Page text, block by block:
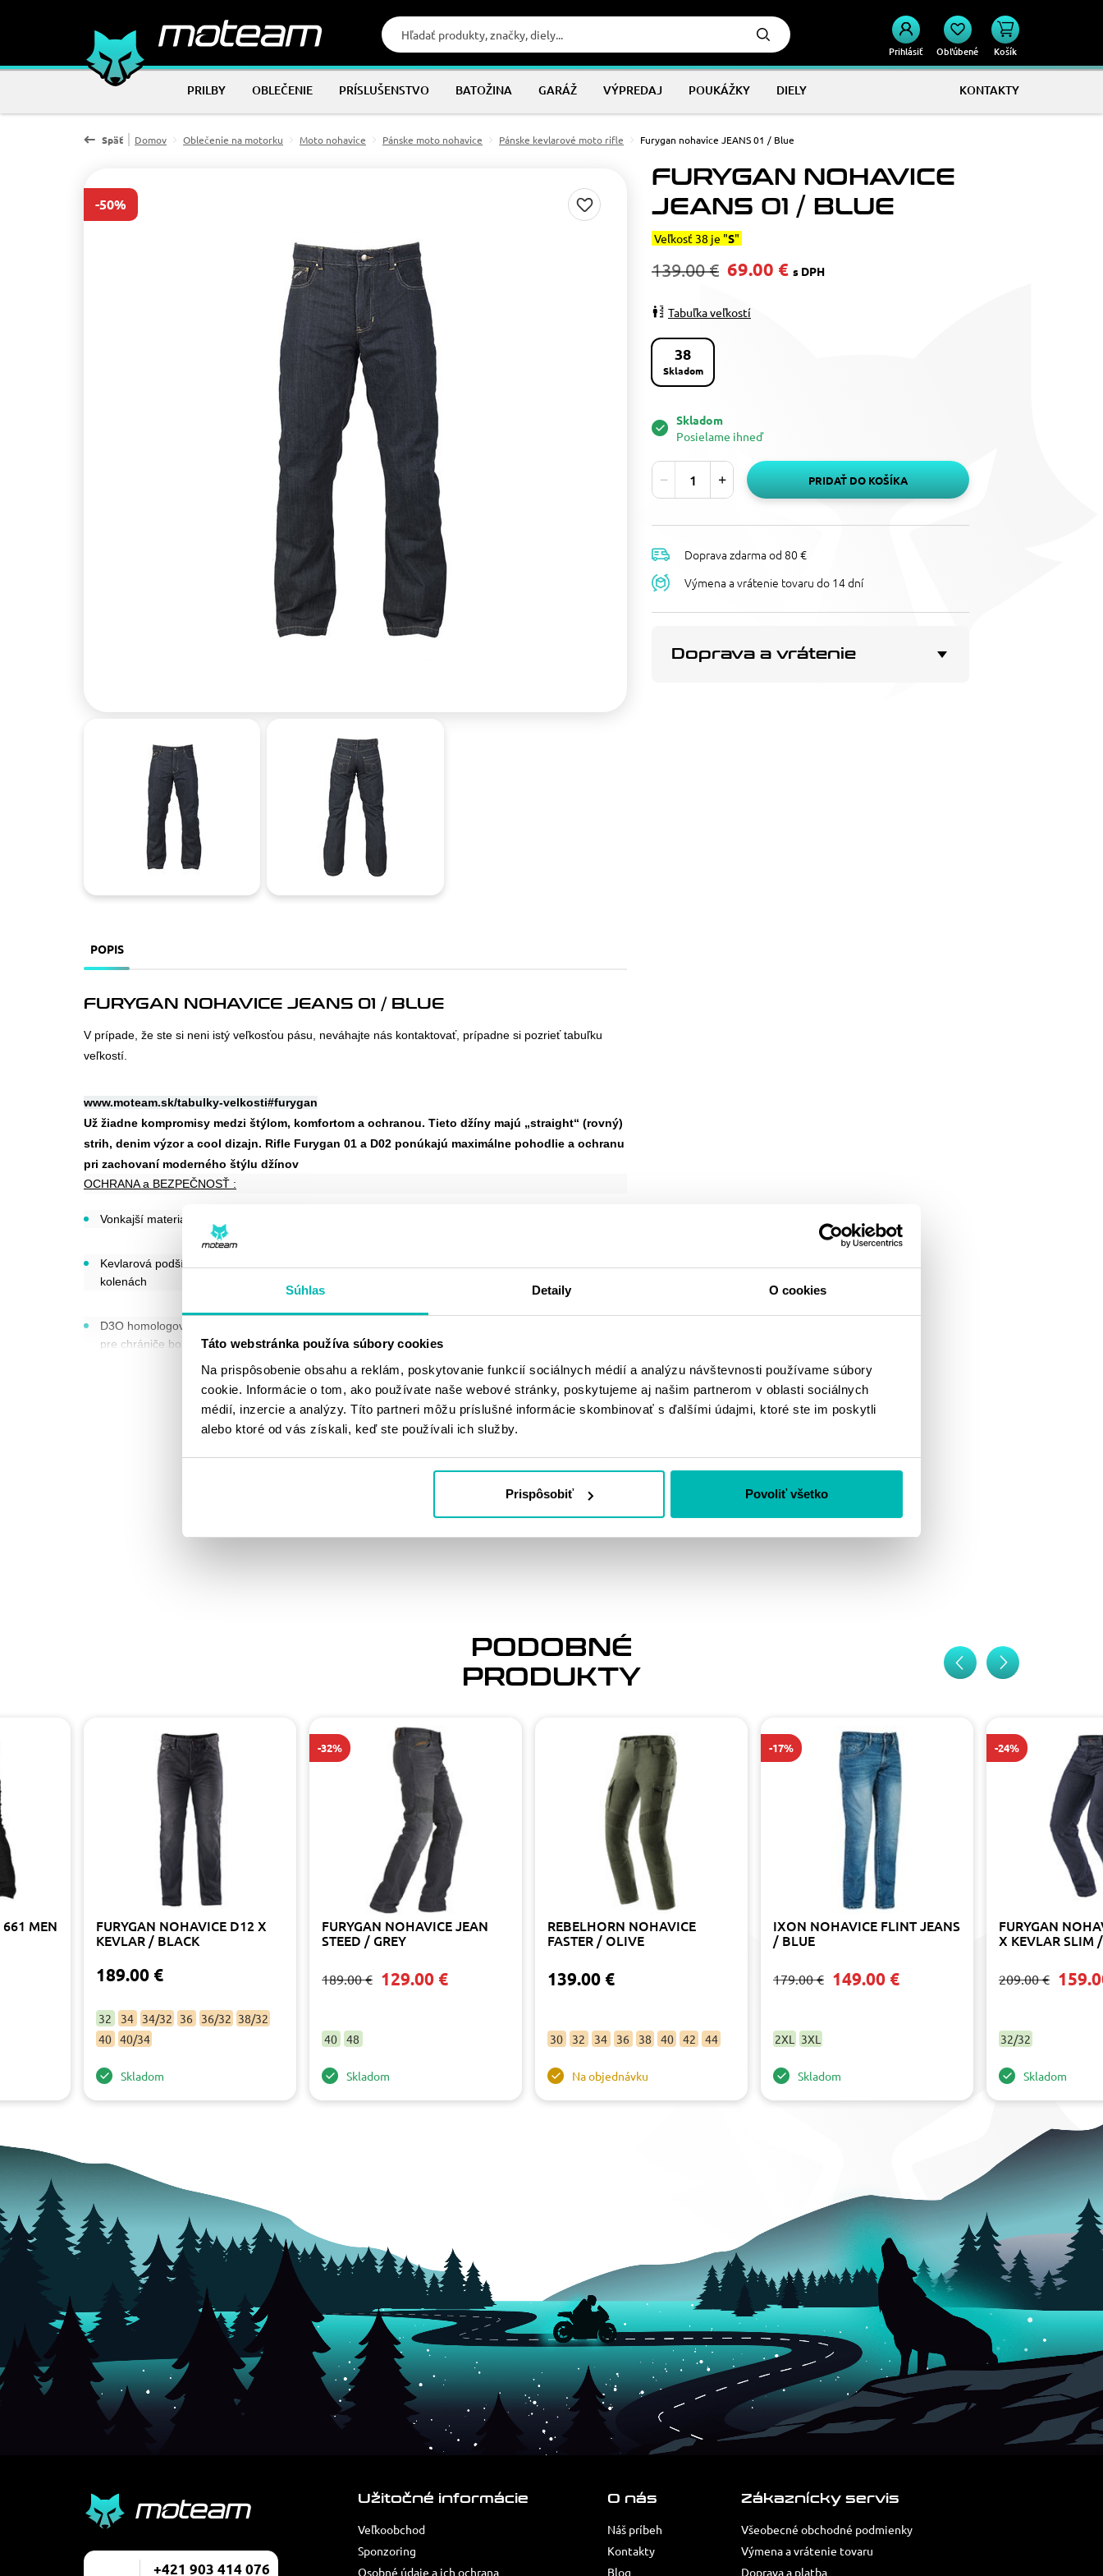
Súhlas Detaily O cookies
Táto webstránka používa súbory cookies
Na prispôsobenie obsahu a reklám, poskytovanie funkcií sociálnych médií a analýzu návštevnosti používame súbory
cookie. Informácie o tom, ako používate naše webové stránky, poskytujeme aj našim partnerom v oblasti sociálnych
médií, inzercie a analýzy. Títo partneri môžu príslušné informácie skombinovať s ďalšími údajmi, ktoré ste im poskytli
alebo ktoré od vás získali, keď ste používali ich služby.
Prispôsobiť Povoliť všetko
Prihlásiť Obľúbené Košík
PRILBY OBLEČENIE PRÍSLUŠENSTVO BATOŽINA GARÁŽ VÝPREDAJ POUKÁŽKY DIELY KONTAKTY
Späť Domov Oblečenie na motorku Moto nohavice Pánske moto nohavice Pánske kevlarové moto rifle Furygan nohavice JEANS 01 / Blue
-50%
FURYGAN NOHAVICE
JEANS 01 / BLUE
Veľkosť 38 je "S"
139.00 € 69.00 € s DPH
38
Skladom
Tabuľka veľkostí
Skladom
Posielame ihneď
PRIDAŤ DO KOŠÍKA
Doprava zdarma od 80 €
Výmena a vrátenie tovaru do 14 dní
Doprava a vrátenie
POPIS
FURYGAN NOHAVICE JEANS 01 / BLUE
V prípade, že ste si neni istý veľkosťou pásu, neváhajte nás kontaktovať, prípadne si pozrieť tabuľku
veľkostí.
www.moteam.sk/tabulky-velkosti#furygan
Už žiadne kompromisy medzi štýlom, komfortom a ochranou. Tieto džíny majú „straight“ (rovný)
strih, denim výzor a cool dizajn. Rifle Furygan 01 a D02 ponúkajú maximálne pohodlie a ochranu
pri zachovaní moderného štýlu džínov
OCHRANA a BEZPEČNOSŤ :
Vonkajší materiál: bavlna "denim"
Kevlarová podšívka na zadku, bokoch a
kolenách
D3O homologované chrániče kolien, príprava
pre chrániče bokov
Exponované miesta (kde dochádza k oderu)
vybavené trojitými, až štvoritými švami, pre
maximalizáciu odolnosti spojov voči oderu.
Zobraziť viac
MOHLO BY SA
VÁM PÁČIŤ
PODOBNÉ
PRODUKTY
MEN
FURYGAN NOHAVICE D12 X
KEVLAR / BLACK
189.00 €
32 34 34/32 36 36/32 38/32
40 40/34
Skladom
-32%
FURYGAN NOHAVICE JEAN
STEED / GREY
189.00 € 129.00 €
40 48
Skladom
REBELHORN NOHAVICE
FASTER / OLIVE
139.00 €
30 32 34 36 38 40 42 44
Na objednávku
-17%
IXON NOHAVICE FLINT JEANS
/ BLUE
179.00 € 149.00 €
2XL 3XL
Skladom
-24%
FURYGAN
X KEVLAR SLIM
209.00 €
32/32
Skladom
+421 903 414 076
Užitočné informácie
Veľkoobchod
Sponzoring
Osobné údaje a ich ochrana
O nás
Náš príbeh
Kontakty
Blog
Zákaznícky servis
Všeobecné obchodné podmienky
Výmena a vrátenie tovaru
Doprava a platba